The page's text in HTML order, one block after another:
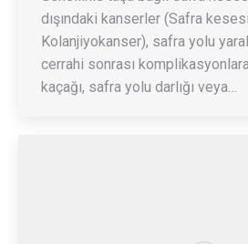
dışındaki kanserler (Safra
Kolanjiyokanser), safra yolu
cerrahi sonrası
kaçağı, safra yolu darlığı veya…